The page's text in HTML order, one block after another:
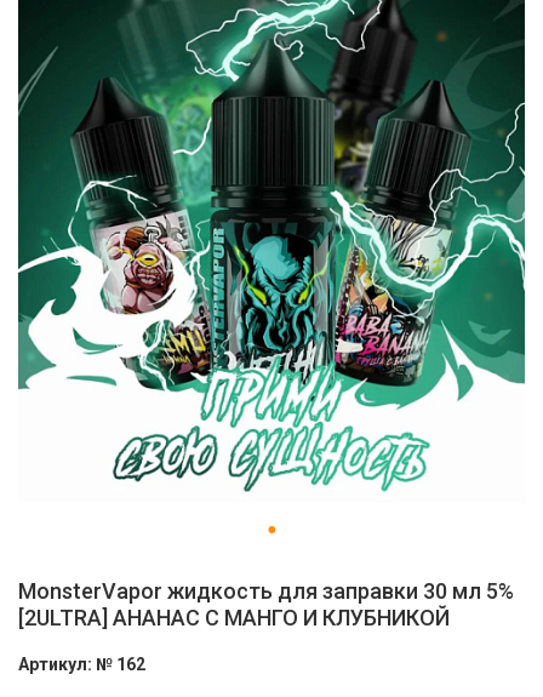
MonsterVapor жидкость для заправки 30 мл 5%
[2ULTRA] АНАНАС С МАНГО И КЛУБНИКОЙ
Артикул: № 162